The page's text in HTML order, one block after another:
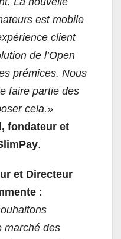
est mobile
client
de l’Open
prémices. Nous
faire partie des
cela.»
fondateur et
.
et Directeur
:
marché des